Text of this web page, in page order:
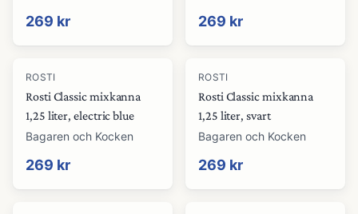
269 kr 269 kr
ROSTI
Rosti Classic mixkanna
1,25 liter, electric blue
Bagaren och Kocken
269 kr
ROSTI
Rosti Classic mixkanna
1,25 liter, svart
Bagaren och Kocken
269 kr